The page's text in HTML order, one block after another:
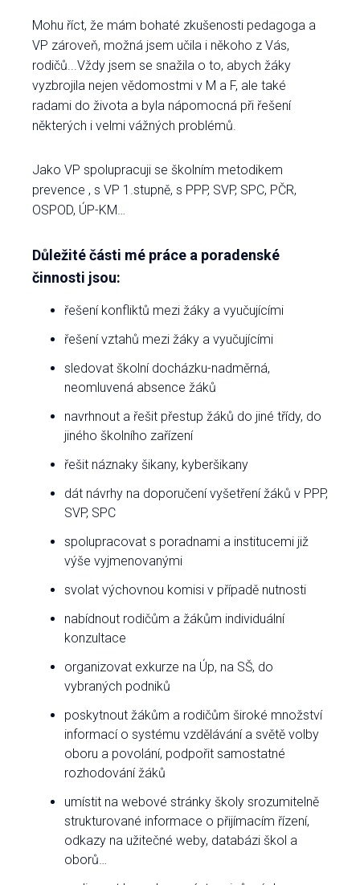
Mohu říct, že mám bohaté zkušenosti pedagoga a
VP zároveň, možná jsem učila i někoho z Vás,
rodičů...Vždy jsem se snažila o to, abych žáky
vyzbrojila nejen vědomostmi v M a F, ale také
radami do života a byla nápomocná při řešení
některých i velmi vážných problémů.
Jako VP spolupracuji se školním metodikem
prevence , s VP 1.stupně, s PPP, SVP, SPC, PČR,
OSPOD, ÚP-KM…
Důležité části mé práce a poradenské
činnosti jsou:
řešení konfliktů mezi žáky a vyučujícími
řešení vztahů mezi žáky a vyučujícími
sledovat školní docházku-nadměrná,
neomluvená absence žáků
navrhnout a řešit přestup žáků do jiné třídy, do
jiného školního zařízení
řešit náznaky šikany, kyberšikany
dát návrhy na doporučení vyšetření žáků v PPP,
SVP, SPC
spolupracovat s poradnami a institucemi již
výše vyjmenovanými
svolat výchovnou komisi v případě nutnosti
nabídnout rodičům a žákům individuální
konzultace
organizovat exkurze na Úp, na SŠ, do
vybraných podniků
poskytnout žákům a rodičům široké množství
informací o systému vzdělávání a světě volby
oboru a povolání, podpořit samostatné
rozhodování žáků
umístit na webové stránky školy srozumitelně
strukturované informace o přijímacím řízení,
odkazy na užitečné weby, databázi škol a
oborů…